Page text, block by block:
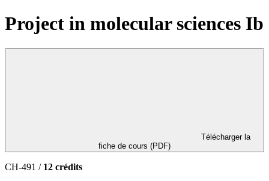
Project in molecular sciences Ib
fiche de cours (PDF)
CH-491 / 12 crédits